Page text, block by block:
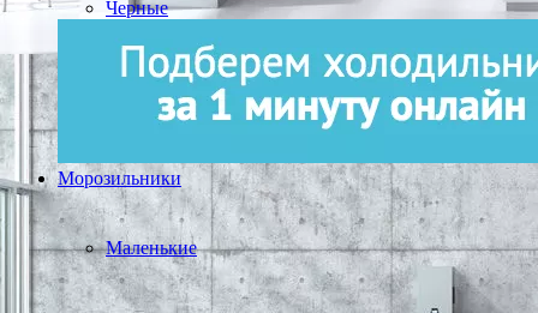
Черные
Морозильники
Маленькие